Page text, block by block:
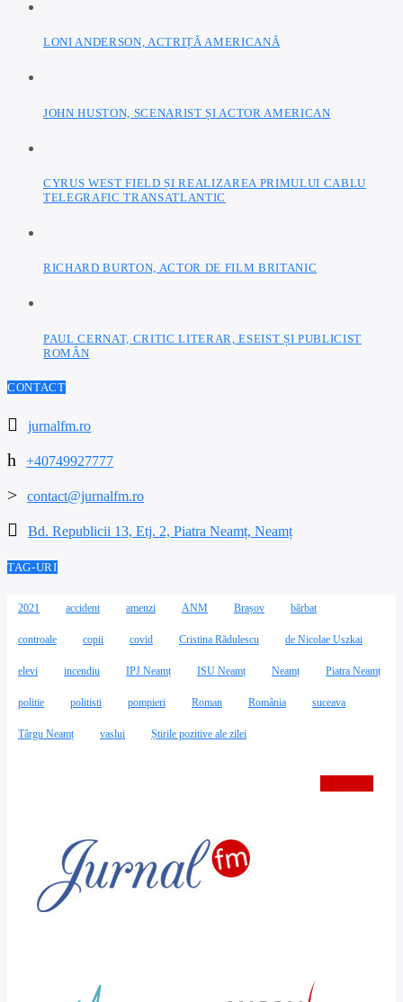
LONI ANDERSON, ACTRIȚĂ AMERICANĂ
JOHN HUSTON, SCENARIST ȘI ACTOR AMERICAN
CYRUS WEST FIELD ȘI REALIZAREA PRIMULUI CABLU
TELEGRAFIC TRANSATLANTIC
RICHARD BURTON, ACTOR DE FILM BRITANIC
PAUL CERNAT, CRITIC LITERAR, ESEIST ȘI PUBLICIST
ROMÂN
CONTACT
jurnalfm.ro
+40749927777
contact@jurnalfm.ro
Bd. Republicii 13, Etj. 2, Piatra Neamț, Neamț
TAG-URI
2021 accident amenzi ANM Brașov bărbat
controale copii covid Cristina Rădulescu de Nicolae Uszkai
elevi incendiu IPJ Neamț ISU Neamț Neamț Piatra Neamț
politie politisti pompieri Roman România suceava
Târgu Neamț vaslui Știrile pozitive ale zilei